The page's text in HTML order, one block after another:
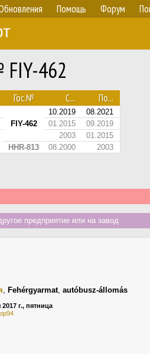
Помощь Форум
FIY-462
Гос.№ С... По...
FIY-462
10.2019 08.2021
01.2015 09.2019
2003
01.2015
HHR-813
08.2000 2003
предприятие или на завод
, Fehérgyarmat, autóbusz-állomás
г., пятница